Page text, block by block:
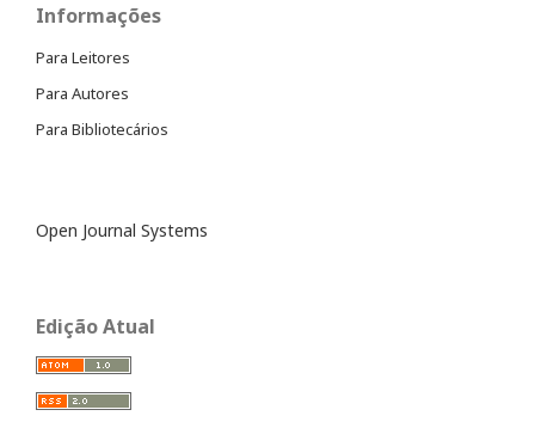
Informações
Para Leitores
Para Autores
Para Bibliotecários
Open Journal Systems
Edição Atual